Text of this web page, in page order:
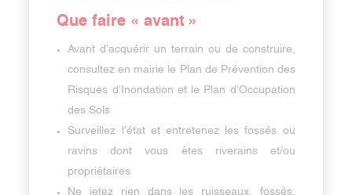
Que faire « avant »
Avant d’acquérir un terrain ou de construire,
consultez en mairie le Plan de Prévention des
Risques d’Inondation et le Plan d’Occupation
des Sols
Surveillez l’état et entretenez les fossés ou
ravins dont vous êtes riverains et/ou
propriétaires
Ne jetez rien dans les ruisseaux, fossés,